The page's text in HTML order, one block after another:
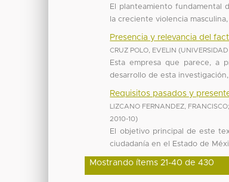
El planteamiento fundamental
la creciente violencia
Presencia y relevancia del
CRUZ POLO, EVELIN (
Esta empresa que parece, a
desarrollo de esta
Requisitos pasados y
LIZCANO FERNANDEZ, FRANCISCO;
2010-10)
El objetivo principal de este
ciudadanía en el Estado de
Mostrando ítems 21-40 de 430